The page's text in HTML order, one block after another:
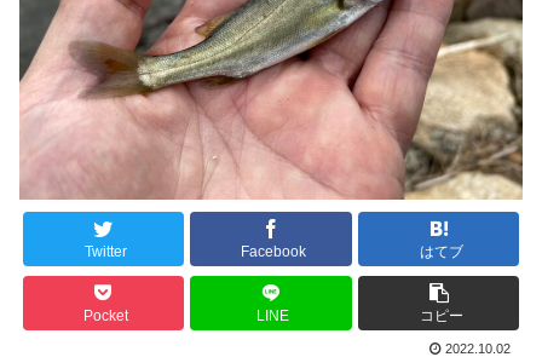
Twitter Facebook はてブ
Pocket LINE コピー
2022.10.02